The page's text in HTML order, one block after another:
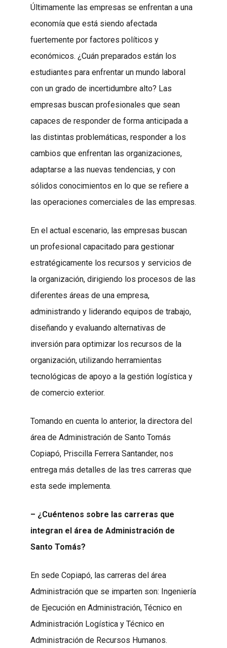
Últimamente las empresas se enfrentan a una
economía que está siendo afectada
fuertemente por factores políticos y
económicos. ¿Cuán preparados están los
estudiantes para enfrentar un mundo laboral
con un grado de incertidumbre alto? Las
empresas buscan profesionales que sean
capaces de responder de forma anticipada a
las distintas problemáticas, responder a los
cambios que enfrentan las organizaciones,
adaptarse a las nuevas tendencias, y con
sólidos conocimientos en lo que se refiere a
las operaciones comerciales de las empresas.
En el actual escenario, las empresas buscan
un profesional capacitado para gestionar
estratégicamente los recursos y servicios de
la organización, dirigiendo los procesos de las
diferentes áreas de una empresa,
administrando y liderando equipos de trabajo,
diseñando y evaluando alternativas de
inversión para optimizar los recursos de la
organización, utilizando herramientas
tecnológicas de apoyo a la gestión logística y
de comercio exterior.
Tomando en cuenta lo anterior, la directora del
área de Administración de Santo Tomás
Copiapó, Priscilla Ferrera Santander, nos
entrega más detalles de las tres carreras que
esta sede implementa.
– ¿Cuéntenos sobre las carreras que
integran el área de Administración de
Santo Tomás?
En sede Copiapó, las carreras del área
Administración que se imparten son: Ingeniería
de Ejecución en Administración, Técnico en
Administración Logística y Técnico en
Administración de Recursos Humanos.